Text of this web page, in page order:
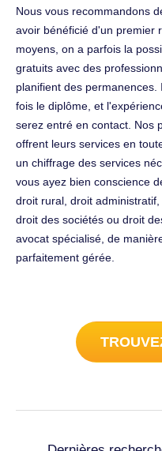
Nous vous recommandons
avoir bénéficié d'un premier
moyens, on a parfois la
gratuits avec des
planifient des
fois le diplôme, et
serez entré en contact. Nos
offrent leurs services en
un chiffrage des services
vous ayez bien conscience
droit rural, droit
droit des sociétés ou droit
avocat spécialisé, de
parfaitement gérée.